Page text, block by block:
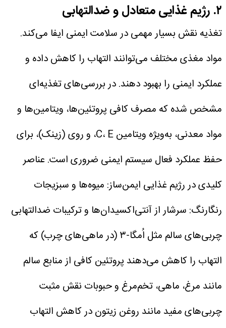
۲. رژیم غذایی متعادل و ضدالتهابی
تغذیه نقش بسیار مهمی در سلامت ایمنی ایفا می‌کند.
مواد مغذی مختلف می‌توانند التهاب را کاهش داده و
عملکرد ایمنی را بهبود دهند. در بررسی‌های تغذیه‌ای
مشخص شده که مصرف کافی پروتئین‌ها، ویتامین‌ها و
مواد معدنی، به‌ویژه ویتامین C، E، و روی (زینک)، برای
حفظ عملکرد فعال سیستم ایمنی ضروری است. عناصر
کلیدی در رژیم غذایی ایمن‌ساز: میوه‌ها و سبزیجات
رنگارنگ: سرشار از آنتی‌اکسیدان‌ها و ترکیبات ضدالتهابی
چربی‌های سالم مثل اُمگا-۳ (در ماهی‌های چرب) که
التهاب را کاهش می‌دهندپروتئین کافی از منابع سالم
مانند مرغ، ماهی، تخم‌مرغ و حبوبات نقش مثبت
چربی‌های مفید مانند روغن زیتون در کاهش التهاب